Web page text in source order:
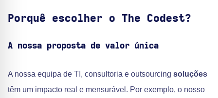
Porquê escolher o The Codest?
A nossa proposta de valor única
A nossa equipa de TI, consultoria e outsourcing soluções
têm um impacto real e mensurável. Por exemplo, o nosso